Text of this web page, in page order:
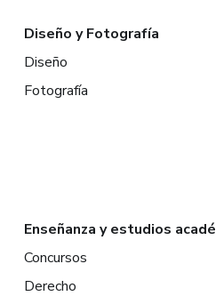
Diseño y Fotografía
Diseño
Fotografía
Enseñanza y estudios
Concursos
Derecho